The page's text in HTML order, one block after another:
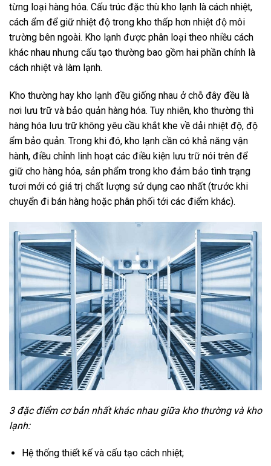
từng loại hàng hóa. Cấu trúc đặc thù kho lạnh là cách nhiệt,
cách ẩm để giữ nhiệt độ trong kho thấp hơn nhiệt độ môi
trường bên ngoài. Kho lạnh được phân loại theo nhiều cách
khác nhau nhưng cấu tạo thường bao gồm hai phần chính là
cách nhiệt và làm lạnh.
Kho thường hay kho lạnh đều giống nhau ở chỗ đây đều là
nơi lưu trữ và bảo quản hàng hóa. Tuy nhiên, kho thường thì
hàng hóa lưu trữ không yêu cầu khắt khe về dải nhiệt độ, độ
ẩm bảo quản. Trong khi đó, kho lạnh cần có khả năng vận
hành, điều chỉnh linh hoạt các điều kiện lưu trữ nói trên để
giữ cho hàng hóa, sản phẩm trong kho đảm bảo tình trạng
tươi mới có giá trị chất lượng sử dụng cao nhất (trước khi
chuyển đi bán hàng hoặc phân phối tới các điểm khác).
3 đặc điểm cơ bản nhất khác nhau giữa kho thường và kho
lạnh:
Hệ thống thiết kế và cấu tạo cách nhiệt;